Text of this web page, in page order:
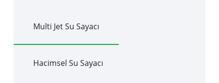
Multi Jet Su Sayacı
Hacimsel Su Sayacı